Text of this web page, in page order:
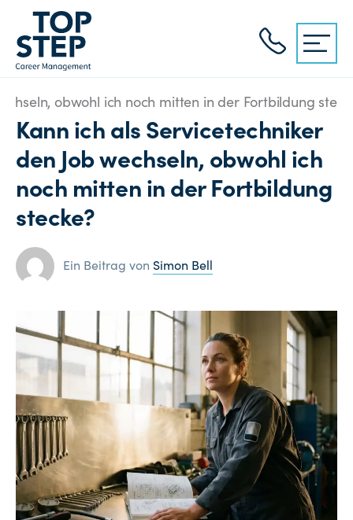
obwohl ich noch mitten in der Fortbildung
Kann ich als Servicetechniker
den Job wechseln, obwohl ich
noch mitten in der Fortbildung
stecke?
Ein Beitrag von Simon Bell